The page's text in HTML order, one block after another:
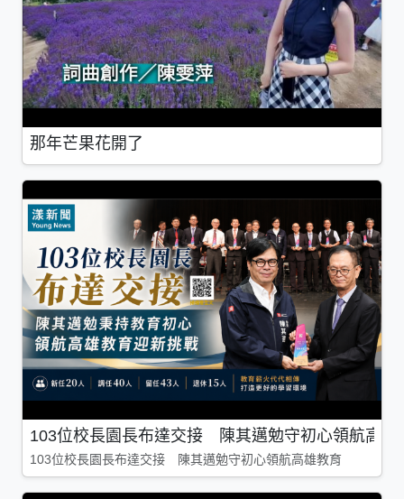
那年芒果花開了
103位校長園長布達交接 陳其邁勉守初心領航高雄
103位校長園長布達交接 陳其邁勉守初心領航高雄教育